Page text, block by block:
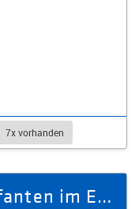
7x vorhanden
Heiratsantrag mit Elefanten im Elefantenreservat